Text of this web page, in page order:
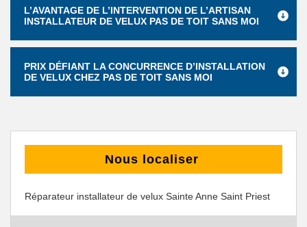
L’AVANTAGE DE L’INTERVENTION DE L’ARTISAN
INSTALLATEUR DE VELUX PAS DE TOIT SANS MOI
PRIX DÉFIANT LA CONCURRENCE D’INSTALLATION
DE VELUX CHEZ PAS DE TOIT SANS MOI
Nous localiser
Réparateur installateur de velux Sainte Anne Saint Priest